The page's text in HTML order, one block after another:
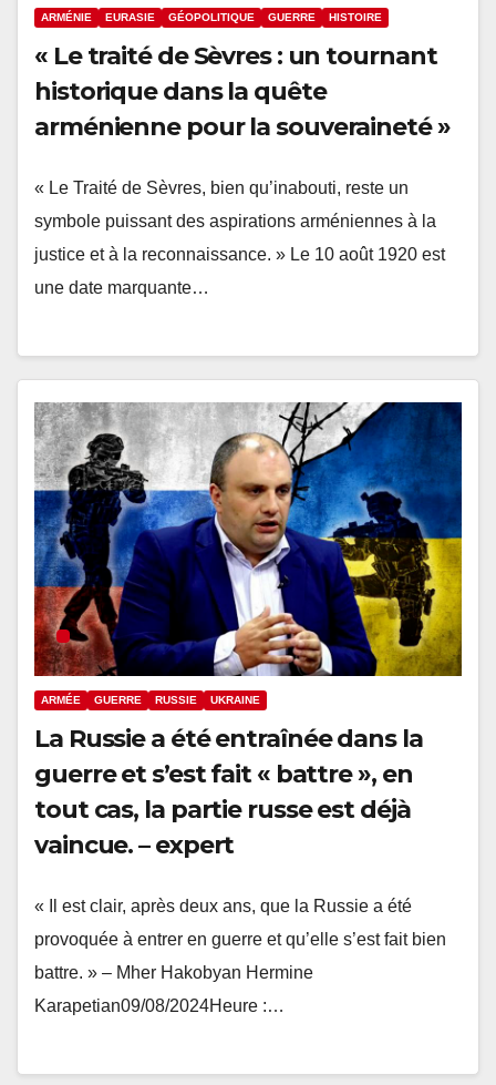
ARMÉNIE EURASIE GÉOPOLITIQUE GUERRE HISTOIRE
« Le traité de Sèvres : un tournant
historique dans la quête
arménienne pour la souveraineté »
« Le Traité de Sèvres, bien qu’inabouti, reste un
symbole puissant des aspirations arméniennes à la
justice et à la reconnaissance. » Le 10 août 1920 est
une date marquante…
ARMÉE GUERRE RUSSIE UKRAINE
La Russie a été entraînée dans la
guerre et s’est fait « battre », en
tout cas, la partie russe est déjà
vaincue. – expert
« Il est clair, après deux ans, que la Russie a été
provoquée à entrer en guerre et qu’elle s’est fait bien
battre. » – Mher Hakobyan Hermine
Karapetian09/08/2024Heure :…